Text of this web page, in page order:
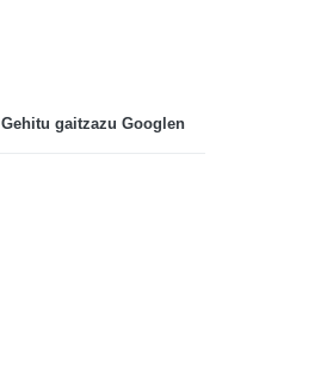
Gehitu gaitzazu Googlen